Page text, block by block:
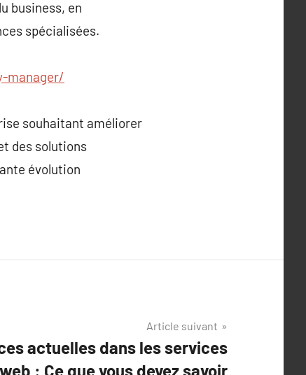
business, en
spécialisées.
manager/
souhaitant améliorer
des solutions
évolution
Article suivant
actuelles dans les services
: Ce que vous devez savoir